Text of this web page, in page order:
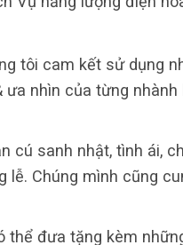
tôi cam kết sử dụng
nhìn của từng nhành
cú sanh nhật, tình ái,
Chúng mình cũng
thể đưa tặng kèm